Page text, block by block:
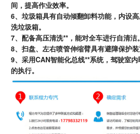
间，提高作业效率。
6、垃圾箱具有自动倾翻卸料功能，内设
洗垃圾箱。
7、配备高压清洗**，能对全车进行自清洁。
8、扫盘、左右喷管伸缩臂具有避障保护装
9、采用CAN智能化总线**系统，驾驶室
的执行。